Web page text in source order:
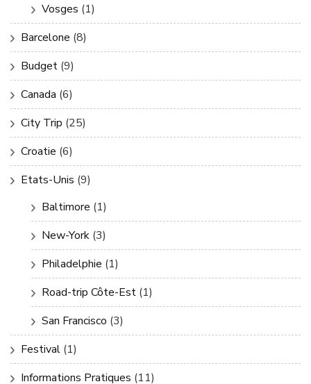
Vosges (1)
Barcelone (8)
Budget (9)
Canada (6)
City Trip (25)
Croatie (6)
Etats-Unis (9)
Baltimore (1)
New-York (3)
Philadelphie (1)
Road-trip Côte-Est (1)
San Francisco (3)
Festival (1)
Informations Pratiques (11)